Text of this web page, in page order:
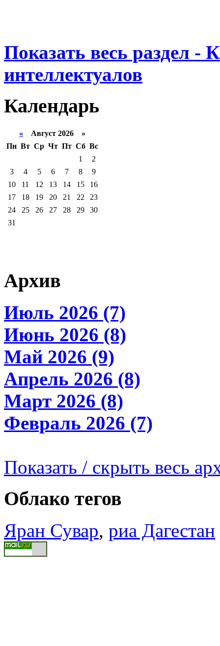
Показать весь раздел -
интеллектуалов
Календарь
« Август 2026 »
Пн Вт Ср Чт Пт Сб Вс
1
2
3
4 5 6 7 8
9
10
11 12 13 14 15
16
17
18 19 20 21 22
23
24
25 26 27 28 29
30
31
Архив
Июль 2026 (7)
Июнь 2026 (8)
Май 2026 (9)
Апрель 2026 (8)
Март 2026 (8)
Февраль 2026 (7)
Показать / скрыть весь
Облако тегов
Яран Сувар, риа Дагестан